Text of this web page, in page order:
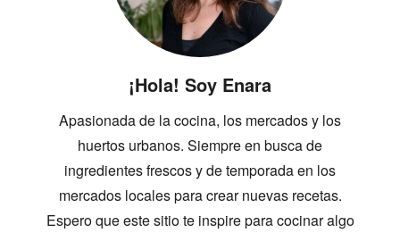
¡Hola! Soy Enara
Apasionada de la cocina, los mercados y los
huertos urbanos. Siempre en busca de
ingredientes frescos y de temporada en los
mercados locales para crear nuevas recetas.
Espero que este sitio te inspire para cocinar algo